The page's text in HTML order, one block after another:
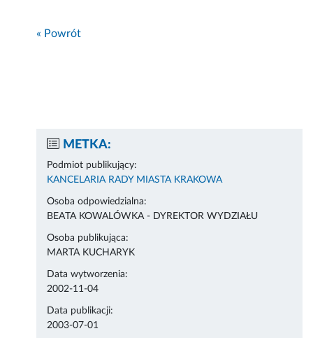
« Powrót
METKA:
Podmiot publikujący:
KANCELARIA RADY MIASTA KRAKOWA
Osoba odpowiedzialna:
BEATA KOWALÓWKA - DYREKTOR WYDZIAŁU
Osoba publikująca:
MARTA KUCHARYK
Data wytworzenia:
2002-11-04
Data publikacji:
2003-07-01